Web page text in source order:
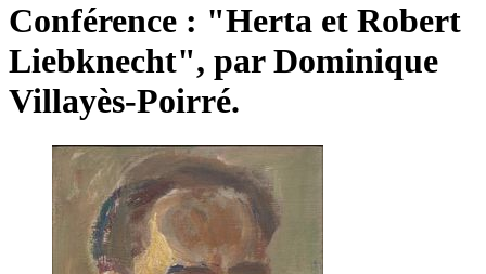
Conférence : "Herta et Robert
Liebknecht", par Dominique
Villayès-Poirré.